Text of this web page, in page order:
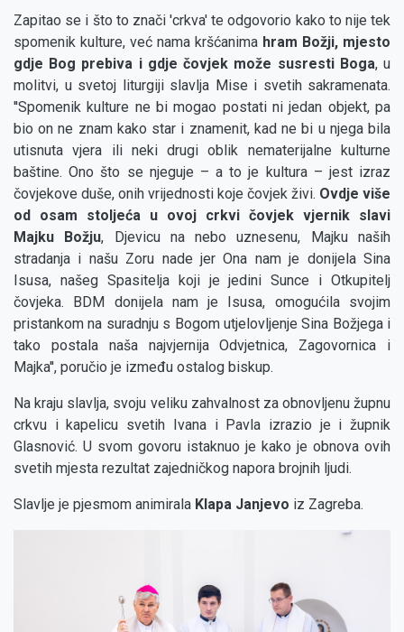
Zapitao se i što to znači 'crkva' te odgovorio kako to nije tek
spomenik kulture, već nama kršćanima hram Božji, mjesto
gdje Bog prebiva i gdje čovjek može susresti Boga, u
molitvi, u svetoj liturgiji slavlja Mise i svetih sakramenata.
''Spomenik kulture ne bi mogao postati ni jedan objekt, pa
bio on ne znam kako star i znamenit, kad ne bi u njega bila
utisnuta vjera ili neki drugi oblik nematerijalne kulturne
baštine. Ono što se njeguje – a to je kultura – jest izraz
čovjekove duše, onih vrijednosti koje čovjek živi. Ovdje više
od osam stoljeća u ovoj crkvi čovjek vjernik slavi
Majku Božju, Djevicu na nebo uznesenu, Majku naših
stradanja i našu Zoru nade jer Ona nam je donijela Sina
Isusa, našeg Spasitelja koji je jedini Sunce i Otkupitelj
čovjeka. BDM donijela nam je Isusa, omogućila svojim
pristankom na suradnju s Bogom utjelovljenje Sina Božjega i
tako postala naša najvjernija Odvjetnica, Zagovornica i
Majka'', poručio je između ostalog biskup.
Na kraju slavlja, svoju veliku zahvalnost za obnovljenu župnu
crkvu i kapelicu svetih Ivana i Pavla izrazio je i župnik
Glasnović. U svom govoru istaknuo je kako je obnova ovih
svetih mjesta rezultat zajedničkog napora brojnih ljudi.
Slavlje je pjesmom animirala Klapa Janjevo iz Zagreba.